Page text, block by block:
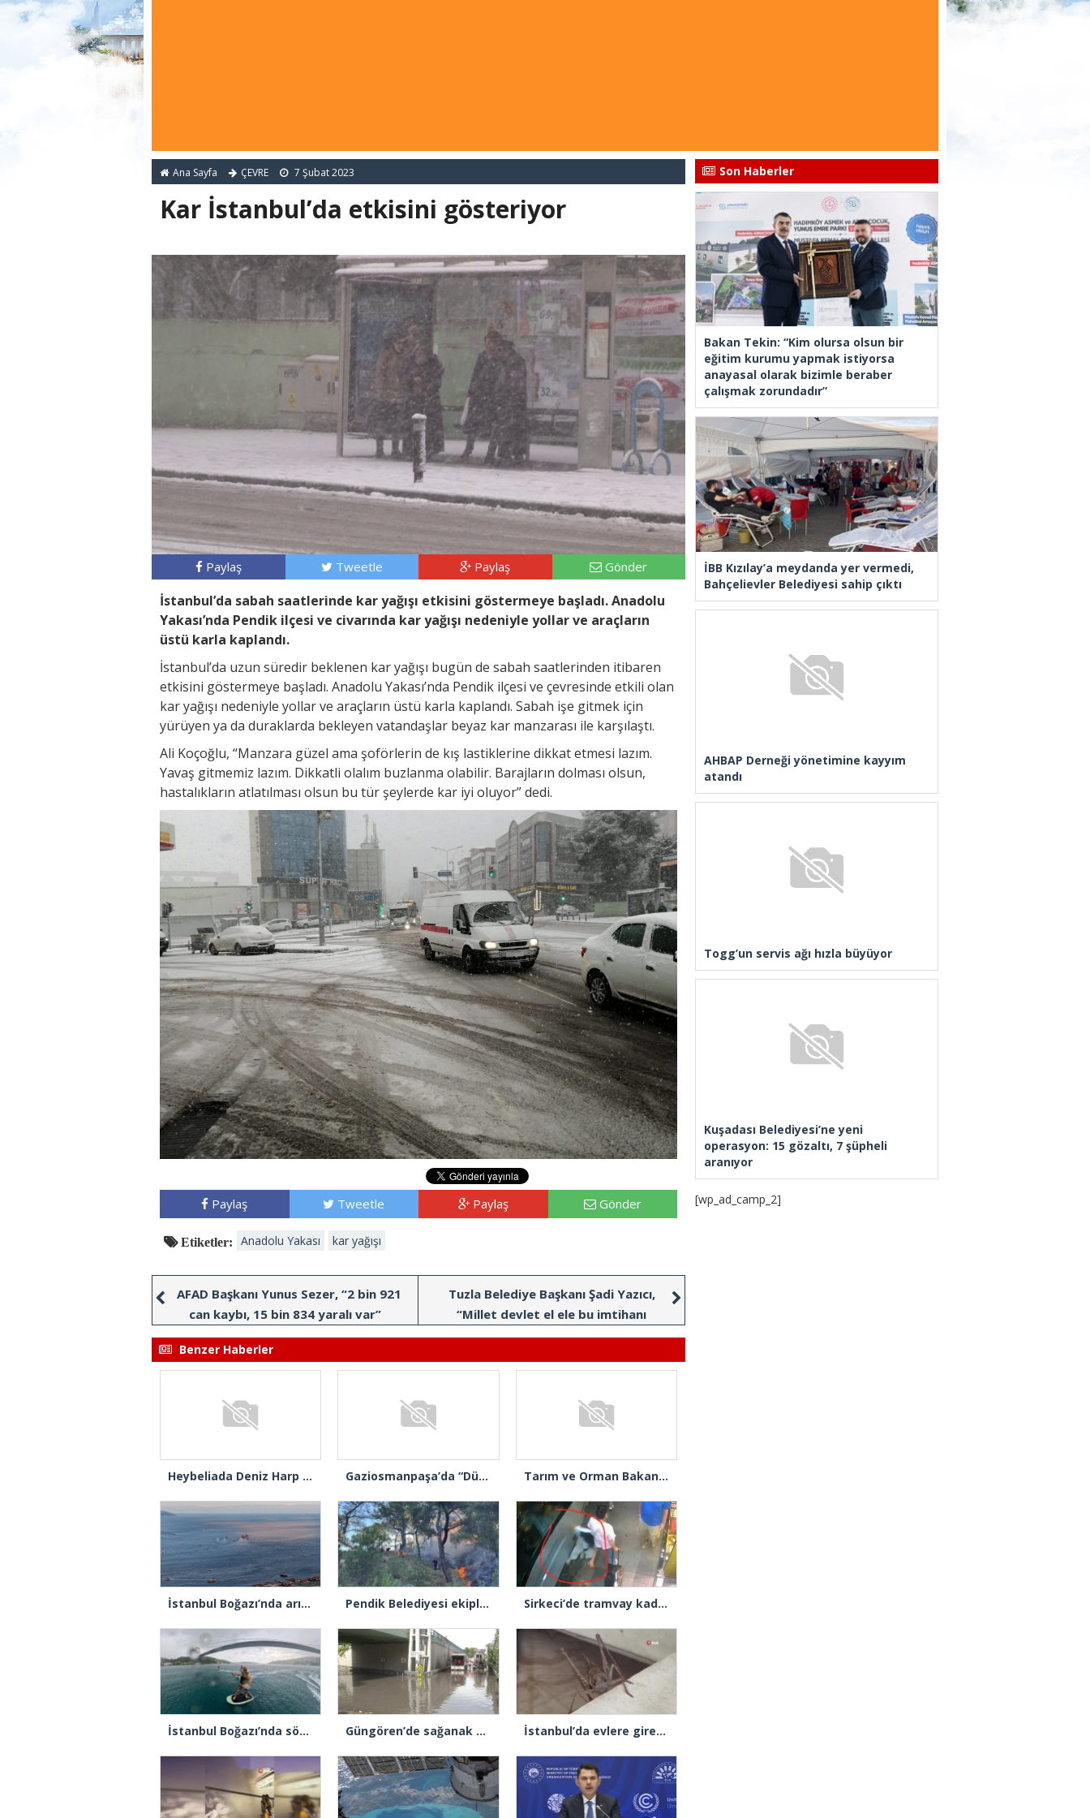
Ana Sayfa ÇEVRE 7 Şubat 2023
Kar İstanbul’da etkisini gösteriyor
Paylaş Tweetle Paylaş Gönder
İstanbul’da sabah saatlerinde kar yağışı etkisini göstermeye başladı. Anadolu
Yakası’nda Pendik ilçesi ve civarında kar yağışı nedeniyle yollar ve araçların
üstü karla kaplandı.
İstanbul’da uzun süredir beklenen kar yağışı bugün de sabah saatlerinden itibaren
etkisini göstermeye başladı. Anadolu Yakası’nda Pendik ilçesi ve çevresinde etkili olan
kar yağışı nedeniyle yollar ve araçların üstü karla kaplandı. Sabah işe gitmek için
yürüyen ya da duraklarda bekleyen vatandaşlar beyaz kar manzarası ile karşılaştı.
Ali Koçoğlu, “Manzara güzel ama şoförlerin de kış lastiklerine dikkat etmesi lazım.
Yavaş gitmemiz lazım. Dikkatli olalım buzlanma olabilir. Barajların dolması olsun,
hastalıkların atlatılması olsun bu tür şeylerde kar iyi oluyor” dedi.
Paylaş Tweetle Paylaş Gönder
Etiketler: Anadolu Yakası kar yağışı
AFAD Başkanı Yunus Sezer, “2 bin 921
can kaybı, 15 bin 834 yaralı var”
Tuzla Belediye Başkanı Şadi Yazıcı,
“Millet devlet el ele bu imtihanı
atlatacağız”
Benzer Haberler
Heybeliada Deniz Harp Okulu’nda çıkan yangın söndürüldü Gaziosmanpaşa’da “Dünya Karpuz Günü” festival havasında kutlandı Tarım ve Orman Bakanı İbrahim Yumaklı: “Son 3 günde 260 yangına müdahale ettik, 258’i kontrol altına aldık”
İstanbul Boğazı’nda arızalanan gemi Ahırkapı’ya demirlendi Pendik Belediyesi ekipleri Balıkesir’deki orman yangınına müdahale ediyor Sirkeci’de tramvay kadına çarptı
İstanbul Boğazı’nda sörf yaparken fırtınaya yakalandılar Güngören’de sağanak alt geçidi göle çevirdi: Yol trafiğe kapatıldı İstanbul’da evlere giren dev çekirgeler paniğe neden oldu
Son Haberler
Bakan Tekin: “Kim olursa olsun bir
eğitim kurumu yapmak istiyorsa
anayasal olarak bizimle beraber
çalışmak zorundadır”
İBB Kızılay’a meydanda yer vermedi,
Bahçelievler Belediyesi sahip çıktı
AHBAP Derneği yönetimine kayyım
atandı
Togg’un servis ağı hızla büyüyor
Kuşadası Belediyesi’ne yeni
operasyon: 15 gözaltı, 7 şüpheli
aranıyor
[wp_ad_camp_2]